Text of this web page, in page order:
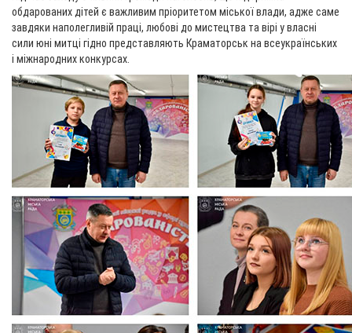
обдарованих дітей є важливим пріоритетом міської влади, адже саме
завдяки наполегливій праці, любові до мистецтва та вірі у власні
сили юні митці гідно представляють Краматорськ на всеукраїнських
і міжнародних конкурсах.